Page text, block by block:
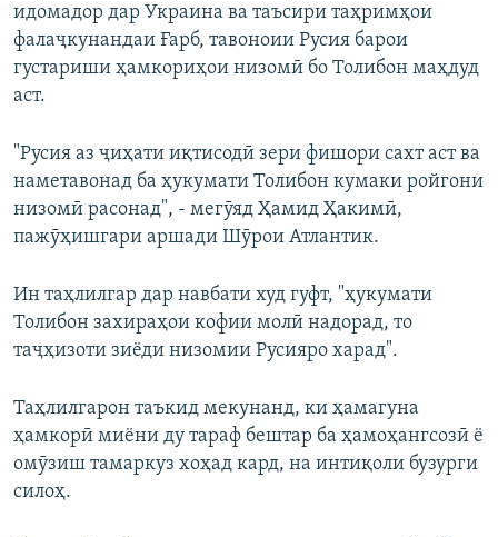
идомадор дар Украина ва таъсири таҳримҳои
фалаҷкунандаи Ғарб, тавоноии Русия барои
густариши ҳамкориҳои низомӣ бо Толибон маҳдуд
аст.
"Русия аз ҷиҳати иқтисодӣ зери фишори сахт аст ва
наметавонад ба ҳукумати Толибон кумаки ройгони
низомӣ расонад", - мегӯяд Ҳамид Ҳакимӣ,
пажӯҳишгари аршади Шӯрои Атлантик.
Ин таҳлилгар дар навбати худ гуфт, "ҳукумати
Толибон захираҳои кофии молӣ надорад, то
таҷҳизоти зиёди низомии Русияро харад".
Таҳлилгарон таъкид мекунанд, ки ҳамагуна
ҳамкорӣ миёни ду тараф бештар ба ҳамоҳангсозӣ ё
омӯзиш тамаркуз хоҳад кард, на интиқоли бузурги
силоҳ.